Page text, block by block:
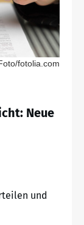
fotolia.com
Neue
und